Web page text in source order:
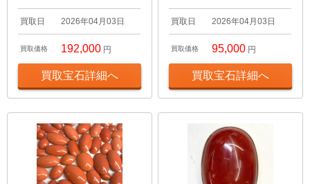
買取日 2026年04月03日
買取価格 192,000 円
買取宝石詳細へ
買取日 2026年04月03日
買取価格 95,000 円
買取宝石詳細へ